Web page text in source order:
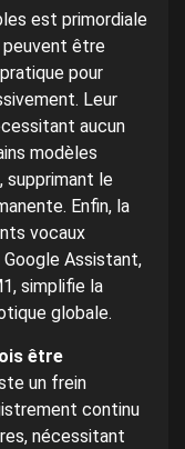
est primordiale
peuvent être
pour
Leur
aucun
modèles
supprimant le
Enfin, la
vocaux
Assistant,
simplifie la
globale.
être
un frein
continu
nécessitant